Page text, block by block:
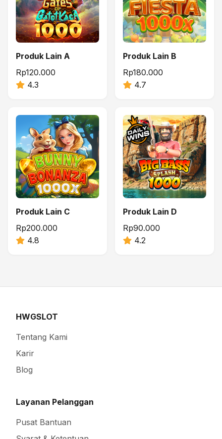
Produk Lain A
Rp120.000
4.3
Produk Lain B
Rp180.000
4.7
Produk Lain C
Rp200.000
4.8
Produk Lain D
Rp90.000
4.2
HWGSLOT
Tentang Kami
Karir
Blog
Layanan Pelanggan
Pusat Bantuan